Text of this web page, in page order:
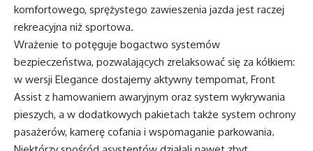
komfortowego, sprężystego zawieszenia jazda jest raczej
rekreacyjna niż sportowa.
Wrażenie to potęguje bogactwo systemów
bezpieczeństwa, pozwalających zrelaksować się za kółkiem:
w wersji Elegance dostajemy aktywny tempomat, Front
Assist z hamowaniem awaryjnym oraz system wykrywania
pieszych, a w dodatkowych pakietach także system ochrony
pasażerów, kamerę cofania i wspomaganie parkowania.